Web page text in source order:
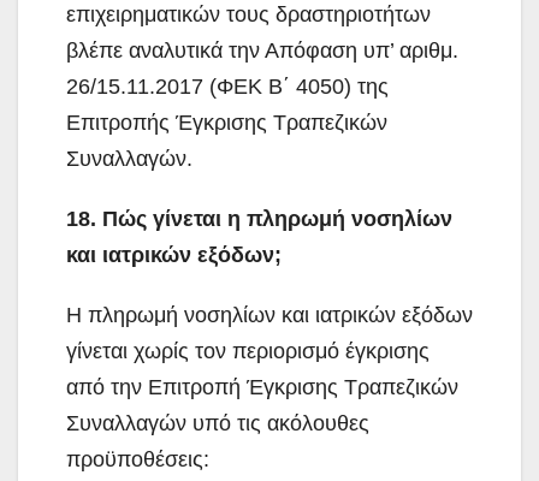
επιχειρηματικών τους δραστηριοτήτων
βλέπε αναλυτικά την Απόφαση υπ’ αριθμ.
26/15.11.2017 (ΦΕΚ Β΄ 4050) της
Επιτροπής Έγκρισης Τραπεζικών
Συναλλαγών.
18. Πώς γίνεται η πληρωμή νοσηλίων
και ιατρικών εξόδων;
Η πληρωμή νοσηλίων και ιατρικών εξόδων
γίνεται χωρίς τον περιορισμό έγκρισης
από την Επιτροπή Έγκρισης Τραπεζικών
Συναλλαγών υπό τις ακόλουθες
προϋποθέσεις: